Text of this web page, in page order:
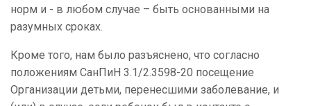
норм и - в любом случае – быть основанными на
разумных сроках.
Кроме того, нам было разъяснено, что согласно
положениям СанПиН 3.1/2.3598-20 посещение
Организации детьми, перенесшими заболевание, и